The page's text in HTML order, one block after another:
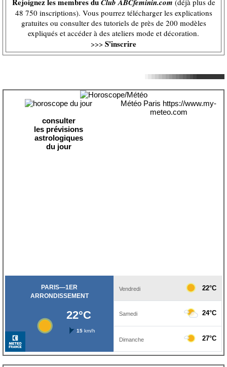
Club ABCfeminin.com (déjà plus de
48 750 inscriptions). Vous pourrez télécharger les explications
gratuites ou consulter des tutoriels de près de 200 modèles
expliqués et accéder à des ateliers mode et décoration.
>>> S'inscrire
consulter
les prévisions
astrologiques
du jour
Météo Paris https://www.my-
meteo.com